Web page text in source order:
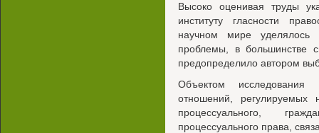
Высоко оценивая труды
институту гласности
научном мире уделялось
проблемы, в большинстве
предопределило автором
Объектом исследования
отношений, регулируемых
процессуального,
процессуального права,